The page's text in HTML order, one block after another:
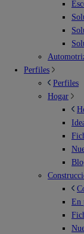
Perfiles
Perfiles
Hogar
En